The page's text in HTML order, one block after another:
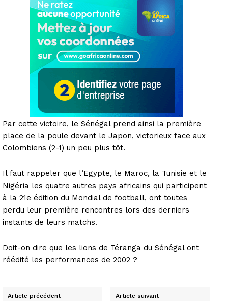
Par cette victoire, le Sénégal prend ainsi la première
place de la poule devant le Japon, victorieux face aux
Colombiens (2-1) un peu plus tôt.
Il faut rappeler que l’Egypte, le Maroc, la Tunisie et le
Nigéria les quatre autres pays africains qui participent
à la 21e édition du Mondial de football, ont toutes
perdu leur première rencontres lors des derniers
instants de leurs matchs.
Doit-on dire que les lions de Téranga du Sénégal ont
réédité les performances de 2002 ?
Article précédent Article suivant